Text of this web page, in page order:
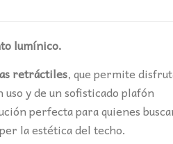
lumínico.
retráctiles, que permite
y de un sofisticado plafón
perfecta para quienes
la estética del techo.